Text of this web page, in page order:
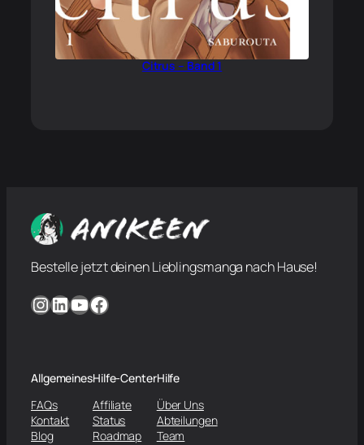
Citrus – Band 1
Bestelle jetzt deinen Lieblingsmanga nach Hause!
InstagramLinkedIn YouTube Facebook
Allgemeines
FAQs
Kontakt
Blog
Hilfe-Center
Affiliate
Status
Roadmap
Hilfe
Über Uns
Abteilungen
Team